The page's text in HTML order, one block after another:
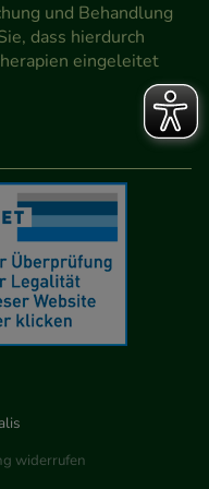
relevant für Sie
dass Daten hierfür
oder soziale
und Behandlung
dass hierdurch
eingeleitet
widerrufen